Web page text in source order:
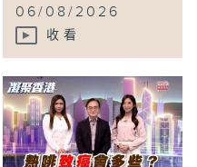
06/08/2026
收看